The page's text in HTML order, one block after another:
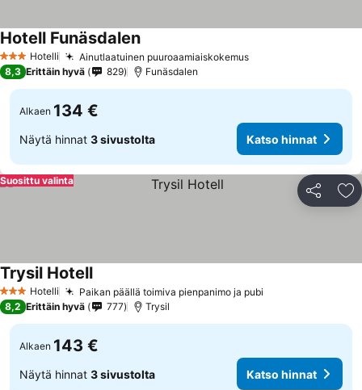
3 Tähtiluokitus
Hotelli Ainutlaatuinen puuroaamiaiskokemus
Hotell Funäsdalen
8,3 Erittäin hyvä 829 Funäsdalen
Alkaen 134 €
Näytä hinnat 3 sivustolta Katso hinnat
Jaa
Suosittu valinta
3 Tähtiluokitus
Hotelli Paikan päällä toimiva pienpanimo ja pubi
Trysil Hotell
8,2 Erittäin hyvä 777 Trysil
Alkaen 143 €
Näytä hinnat 3 sivustolta Katso hinnat